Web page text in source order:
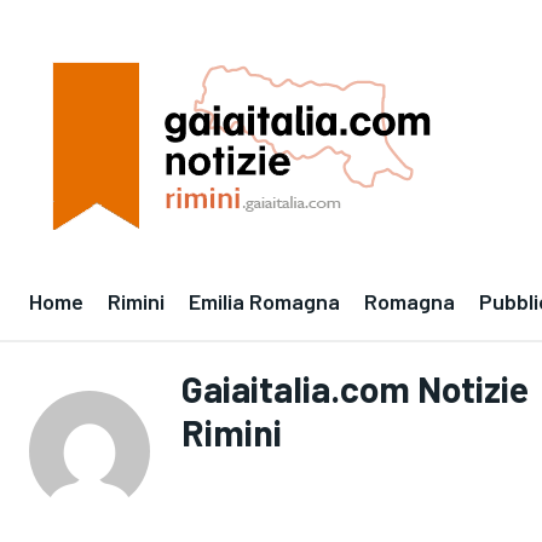
Home Rimini Emilia Romagna Romagna
Gaiaitalia.com Notizie
Rimini